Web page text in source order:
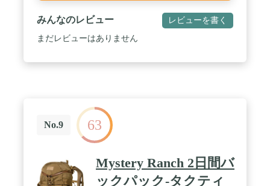
みんなのレビュー レビューを書く
まだレビューはありません
No.9 63
Mystery Ranch 2日間バ
ックパック-タクティ